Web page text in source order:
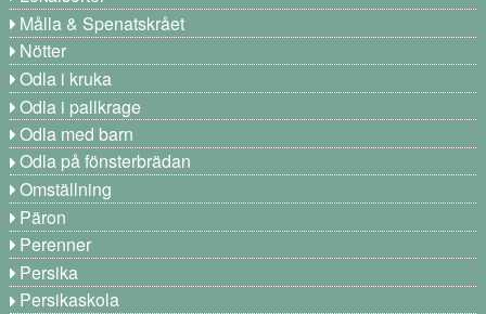
Målla & Spenatskrået
Nötter
Odla i kruka
Odla i pallkrage
Odla med barn
Odla på fönsterbrädan
Omställning
Päron
Perenner
Persika
Persikaskola